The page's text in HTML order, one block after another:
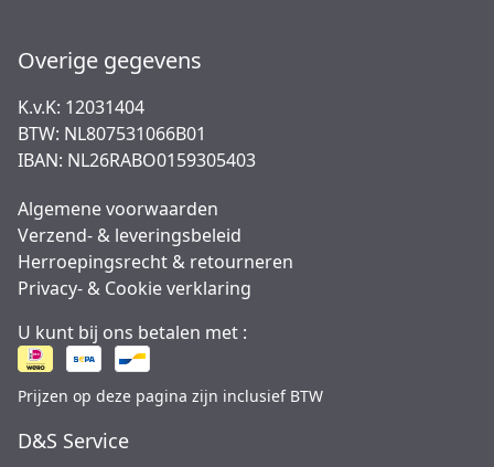
Overige gegevens
K.v.K: 12031404
BTW: NL807531066B01
IBAN: NL26RABO0159305403
Algemene voorwaarden
Verzend- & leveringsbeleid
Herroepingsrecht & retourneren
Privacy- & Cookie verklaring
U kunt bij ons betalen met :
Prijzen op deze pagina zijn inclusief BTW
D&S Service